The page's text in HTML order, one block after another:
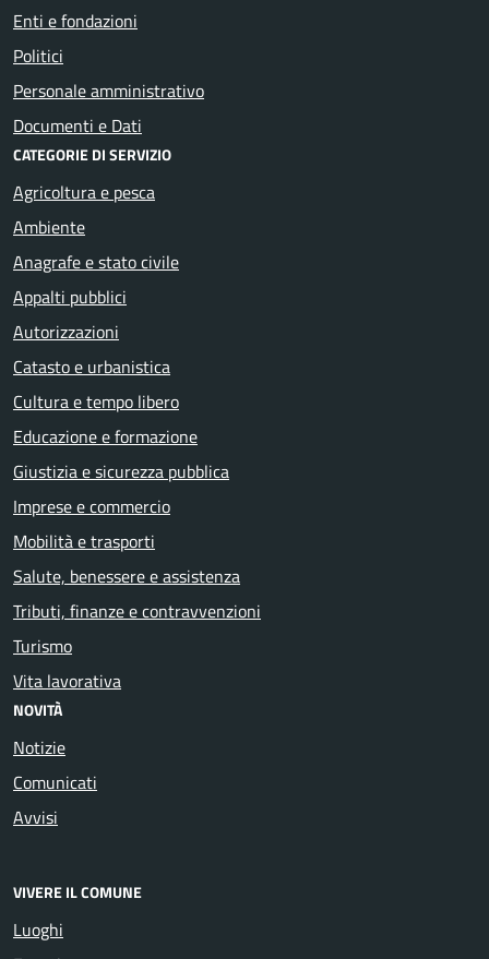
Enti e fondazioni
Politici
Personale amministrativo
Documenti e Dati
CATEGORIE DI SERVIZIO
Agricoltura e pesca
Ambiente
Anagrafe e stato civile
Appalti pubblici
Autorizzazioni
Catasto e urbanistica
Cultura e tempo libero
Educazione e formazione
Giustizia e sicurezza pubblica
Imprese e commercio
Mobilità e trasporti
Salute, benessere e assistenza
Tributi, finanze e contravvenzioni
Turismo
Vita lavorativa
NOVITÀ
Notizie
Comunicati
Avvisi
VIVERE IL COMUNE
Luoghi